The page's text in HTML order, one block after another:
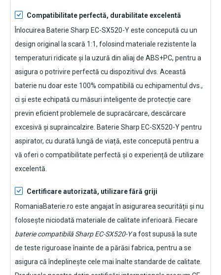
Compatibilitate perfectă, durabilitate excelentă
Înlocuirea Baterie Sharp EC-SX520-Yeste concepută cu un
design original la scară 1:1, folosind materiale rezistente la
temperaturi ridicate și la uzură din aliaj de ABS+PC, pentru a
asigura o potrivire perfectă cu dispozitivul dvs. Această
baterie nu doar este 100% compatibilă cu echipamentul dvs.,
ci și este echipată cu măsuri inteligente de protecție care
previn eficient problemele de supracărcare, descărcare
excesivă și supraincalzire. Baterie Sharp EC-SX520-Y pentru
aspirator, cu durată lungă de viață, este concepută pentru a
vă oferi o compatibilitate perfectă și o experiență de utilizare
excelentă.
Certificare autorizată, utilizare fără griji
RomaniaBaterie.ro este angajat în asigurarea securității și nu
folosește niciodată materiale de calitate inferioară. Fiecare
baterie compatibilă Sharp EC-SX520-Ya fost supusă la sute
de teste riguroase înainte de a părăsi fabrica, pentru a se
asigura că îndeplinește cele mai înalte standarde de calitate.